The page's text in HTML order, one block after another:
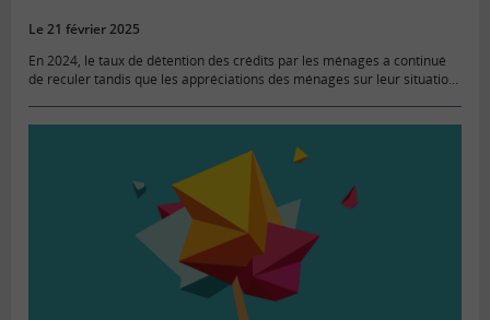
Le 21 février 2025
En 2024, le taux de détention des crédits par les ménages a continué
de reculer tandis que les appréciations des ménages sur leur situation